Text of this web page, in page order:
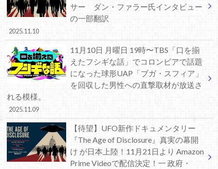
サー ダン・ファラー氏インタビュー
の一部翻訳
2025.11.10
11月10日 月曜日 19時〜TBS「口を揃
えたフシギな話」でコロンビアで話題
になった球形UAP「ブガ・スフィア」
を回収した男性への直撃取材が放送さ
れる模様。
2025.11.09
【待望】UFO新作ドキュメンタリー
『The Age of Disclosure』真実の幕開
け が日本上陸！11月21日より Amazon
Prime Videoで配信決定！一 政府・